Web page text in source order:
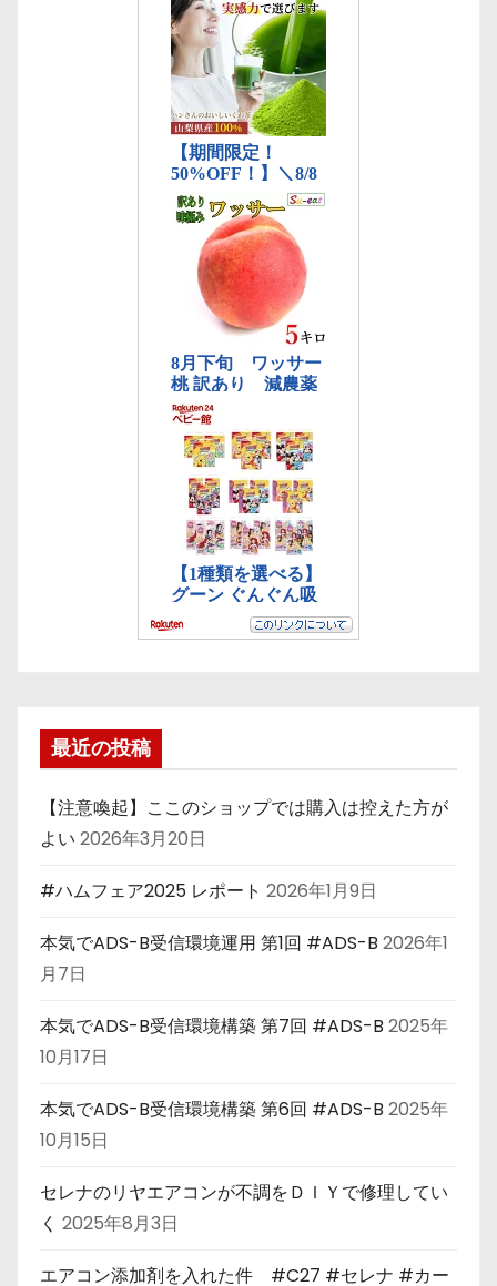
最近の投稿
【注意喚起】ここのショップでは購入は控えた方が
よい 2026年3月20日
#ハムフェア2025 レポート 2026年1月9日
本気でADS-B受信環境運用 第1回 #ADS-B 2026年1
月7日
本気でADS-B受信環境構築 第7回 #ADS-B 2025年
10月17日
本気でADS-B受信環境構築 第6回 #ADS-B 2025年
10月15日
セレナのリヤエアコンが不調をＤＩＹで修理してい
く 2025年8月3日
エアコン添加剤を入れた件 #C27 #セレナ #カー